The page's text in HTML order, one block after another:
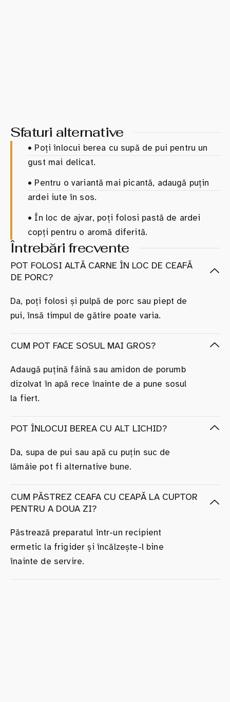
Sfaturi alternative
• Poți înlocui berea cu supă de pui pentru un
gust mai delicat.
• Pentru o variantă mai picantă, adaugă puțin
ardei iute în sos.
• În loc de ajvar, poți folosi pastă de ardei
copți pentru o aromă diferită.
Întrebări frecvente
POT FOLOSI ALTĂ CARNE ÎN LOC DE CEAFĂ
DE PORC?
Da, poți folosi și pulpă de porc sau piept de
pui, însă timpul de gătire poate varia.
CUM POT FACE SOSUL MAI GROS?
Adaugă puțină făină sau amidon de porumb
dizolvat în apă rece înainte de a pune sosul
la fiert.
POT ÎNLOCUI BEREA CU ALT LICHID?
Da, supa de pui sau apă cu puțin suc de
lămâie pot fi alternative bune.
CUM PĂSTREZ CEAFA CU CEAPĂ LA CUPTOR
PENTRU A DOUA ZI?
Păstrează preparatul într-un recipient
ermetic la frigider și încălzește-l bine
înainte de servire.